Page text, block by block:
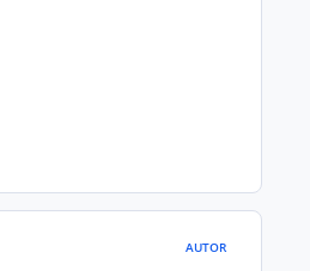
AUTOR